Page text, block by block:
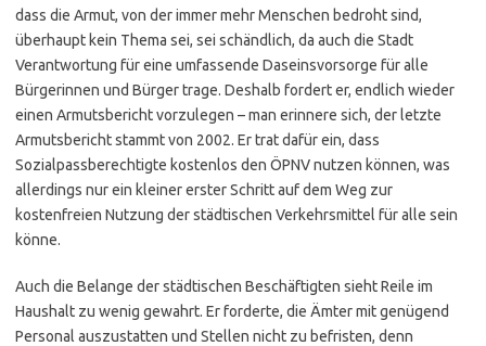
dass die Armut, von der immer mehr Menschen bedroht sind,
überhaupt kein Thema sei, sei schändlich, da auch die Stadt
Verantwortung für eine umfassende Daseinsvorsorge für alle
Bürgerinnen und Bürger trage. Deshalb fordert er, endlich wieder
einen Armutsbericht vorzulegen – man erinnere sich, der letzte
Armutsbericht stammt von 2002. Er trat dafür ein, dass
Sozialpassberechtigte kostenlos den ÖPNV nutzen können, was
allerdings nur ein kleiner erster Schritt auf dem Weg zur
kostenfreien Nutzung der städtischen Verkehrsmittel für alle sein
könne.
Auch die Belange der städtischen Beschäftigten sieht Reile im
Haushalt zu wenig gewahrt. Er forderte, die Ämter mit genügend
Personal auszustatten und Stellen nicht zu befristen, denn